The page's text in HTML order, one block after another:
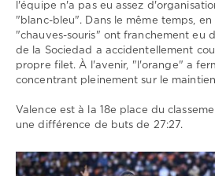
l'équipe n'a pas eu assez
"blanc-bleu". Dans le même temps,
"chauves-souris" ont franchement eu
de la Sociedad a accidentellement
propre filet. À l'avenir, "l'orange" a
concentrant pleinement sur le
Valence est à la 18e place du
une différence de buts de 27:27.